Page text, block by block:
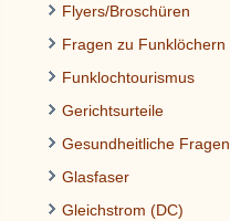
Flyers/Broschüren
Fragen zu Funklöchern
Funklochtourismus
Gerichtsurteile
Gesundheitliche Fragen
Glasfaser
Gleichstrom (DC)